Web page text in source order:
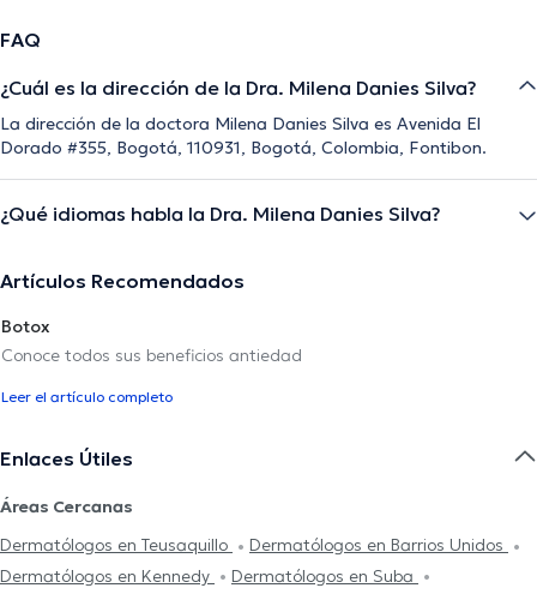
FAQ
¿Cuál es la dirección de la Dra. Milena Danies Silva?
La dirección de la doctora Milena Danies Silva es Avenida El
Dorado #355, Bogotá, 110931, Bogotá, Colombia, Fontibon.
¿Qué idiomas habla la Dra. Milena Danies Silva?
Artículos Recomendados
Botox
Conoce todos sus beneficios antiedad
Leer el artículo completo
Enlaces Útiles
Áreas Cercanas
Dermatólogos en Teusaquillo
Dermatólogos en Barrios Unidos
Dermatólogos en Kennedy
Dermatólogos en Suba